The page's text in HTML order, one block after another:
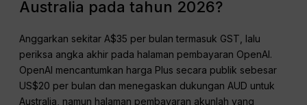
Australia pada tahun 2026?
Anggarkan sekitar A$35 per bulan termasuk GST, lalu
periksa angka akhir pada halaman pembayaran OpenAI.
OpenAI mencantumkan harga Plus secara publik sebesar
US$20 per bulan dan menegaskan dukungan AUD untuk
Australia, namun halaman pembayaran akunlah yang